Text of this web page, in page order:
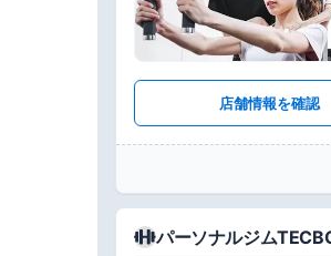
店舗情報を確認
パーソナルジム